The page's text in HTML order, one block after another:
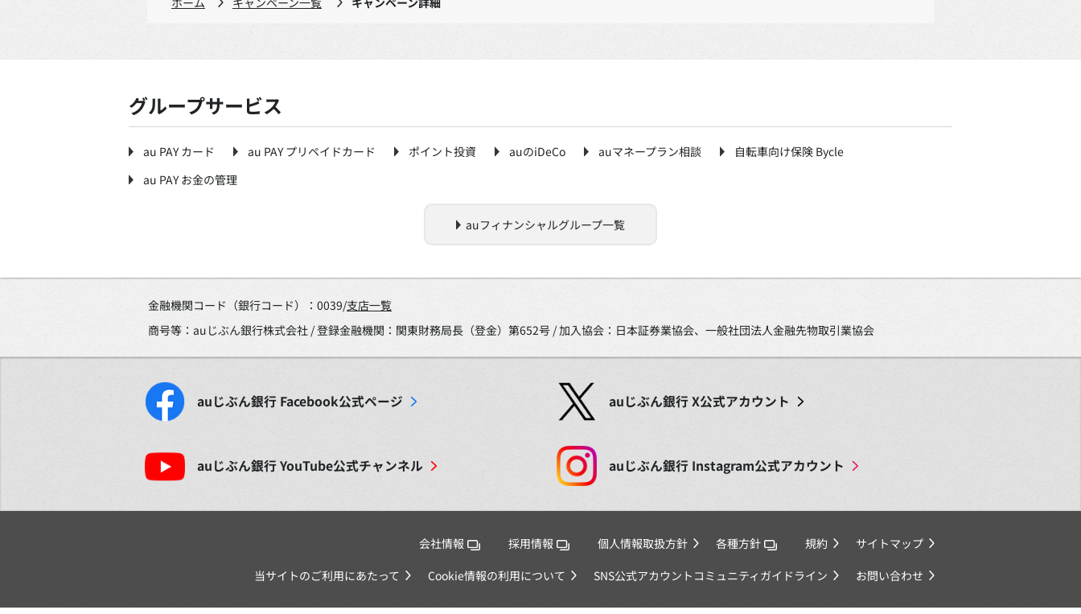
グループサービス
au PAY カード au PAY プリペイドカード ポイント投資 auのiDeCo auマネープラン相談
自転車向け保険 Bycle
au PAY お金の管理
auフィナンシャルグループ一覧
金融機関コード（銀行コード）：0039/支店一覧
商号等：auじぶん銀行株式会社 / 登録金融機関：関東財務局長（登金）第652号 / 加入協会：日本証券業協会、一般社団法人金融先物取引業協会
auじぶん銀行 Facebook公式ページ auじぶん銀行X公式アカウント
auじぶん銀行YouTube公式チャンネル auじぶん銀行 Instagram公式アカウント
会社情報 採用情報 個人情報取扱方針 各種方針 規約
サイトマップ
当サイトのご利用にあたって
Cookie情報の利用について SNS公式アカウントコミュニティガイドライン お問い合わせ